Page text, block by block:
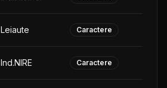
Leiaute Caractere
Ind.NIRE Caractere